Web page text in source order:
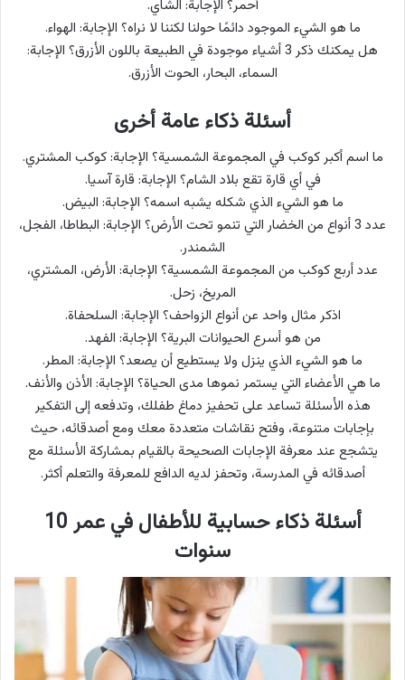
أحمر؟ الإجابة: الشاي.
ما هو الشيء الموجود دائمًا حولنا لكننا لا نراه؟ الإجابة: الهواء.
هل يمكنك ذكر 3 أشياء موجودة في الطبيعة باللون الأزرق؟ الإجابة:
السماء، البحار، الحوت الأزرق.
أسئلة ذكاء عامة أخرى
ما اسم أكبر كوكب في المجموعة الشمسية؟ الإجابة: كوكب المشتري.
في أي قارة تقع بلاد الشام؟ الإجابة: قارة آسيا.
ما هو الشيء الذي شكله يشبه اسمه؟ الإجابة: البيض.
عدد 3 أنواع من الخضار التي تنمو تحت الأرض؟ الإجابة: البطاطا، الفجل،
الشمندر.
عدد أربع كوكب من المجموعة الشمسية؟ الإجابة: الأرض، المشتري،
المريخ، زحل.
اذكر مثال واحد عن أنواع الزواحف؟ الإجابة: السلحفاة.
من هو أسرع الحيوانات البرية؟ الإجابة: الفهد.
ما هو الشيء الذي ينزل ولا يستطيع أن يصعد؟ الإجابة: المطر.
ما هي الأعضاء التي يستمر نموها مدى الحياة؟ الإجابة: الأذن والأنف.
هذه الأسئلة تساعد على تحفيز دماغ طفلك، وتدفعه إلى التفكير
بإجابات متنوعة، وفتح نقاشات متعددة معك ومع أصدقائه، حيث
يتشجع عند معرفة الإجابات الصحيحة بالقيام بمشاركة الأسئلة مع
أصدقائه في المدرسة، وتحفز لديه الدافع للمعرفة والتعلم أكثر.
أسئلة ذكاء حسابية للأطفال في عمر 10
سنوات